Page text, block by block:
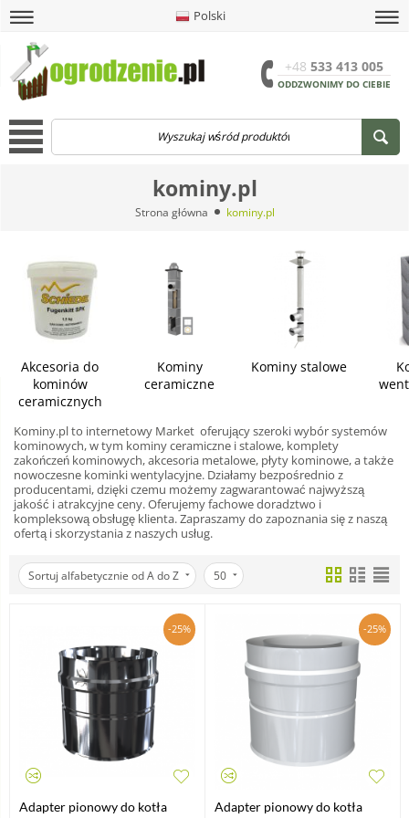
Polski
+48 533 413 005
ODDZWONIMY DO CIEBIE
menu
kominy.pl
Strona główna kominy.pl
Akcesoria do
kominów
ceramicznych
Kominy
ceramiczne
Kominy stalowe
Kominy.pl to internetowy Market oferujący szeroki wybór systemów
kominowych, w tym kominy ceramiczne i stalowe, komplety
zakończeń kominowych, akcesoria metalowe, płyty kominowe, a także
nowoczesne kominki wentylacyjne. Działamy bezpośrednio z
producentami, dzięki czemu możemy zagwarantować najwyższą
jakość i atrakcyjne ceny. Oferujemy fachowe doradztwo i
kompleksową obsługę klienta. Zapraszamy do zapoznania się z naszą
ofertą i skorzystania z naszych usług.
menu
Sortuj alfabetycznie od A do Z 50
-25%
Adapter pionowy do kotła
-25%
Adapter pionowy do kotła
menu